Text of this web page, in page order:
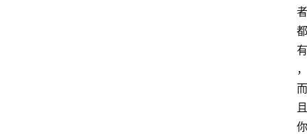
者
都
有
，
而
且
你